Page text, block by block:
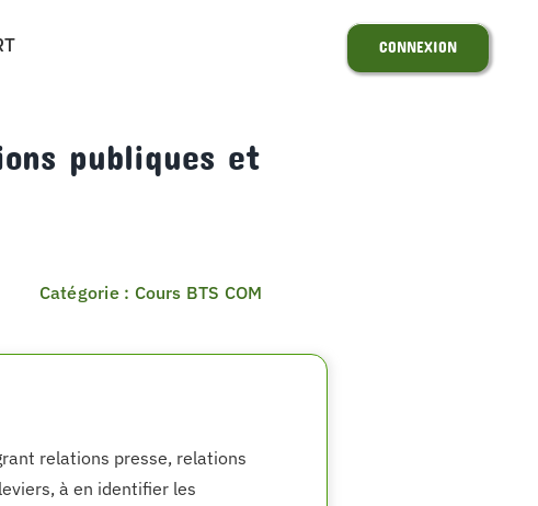
CONNEXION
publiques et
Catégorie : Cours BTS COM
relations presse, relations
à en identifier les